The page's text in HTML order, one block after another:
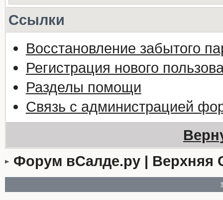
Ссылки
Восстановление забытого
Регистрация нового
Разделы помощи
Связь с администрацией
Форум вСалде.ру | Верхняя